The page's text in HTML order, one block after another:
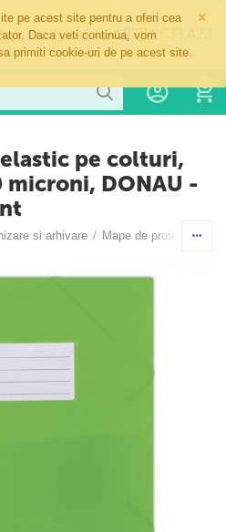
×
pe acest site pentru a oferi cea
Daca veti continua, vom
primiti cookie-uri de pe acest site.
0724.633.423
pe colturi,
DONAU -
si arhivare / Mape de protectie